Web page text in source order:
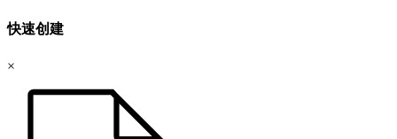
快速创建
×